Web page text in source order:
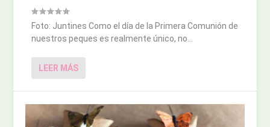
Foto: Juntines Como el día de la Primera Comunión de
nuestros peques es realmente único, no...
LEER MÁS